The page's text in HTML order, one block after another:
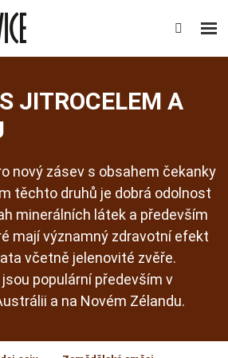
JITROCELEM A
nový zásev s obsahem čekanky
těchto druhů je dobrá odolnost
minerálních látek a především
mají významný zdravotní efekt
včetně jelenovité zvěře.
populární především v
a na Novém Zélandu.